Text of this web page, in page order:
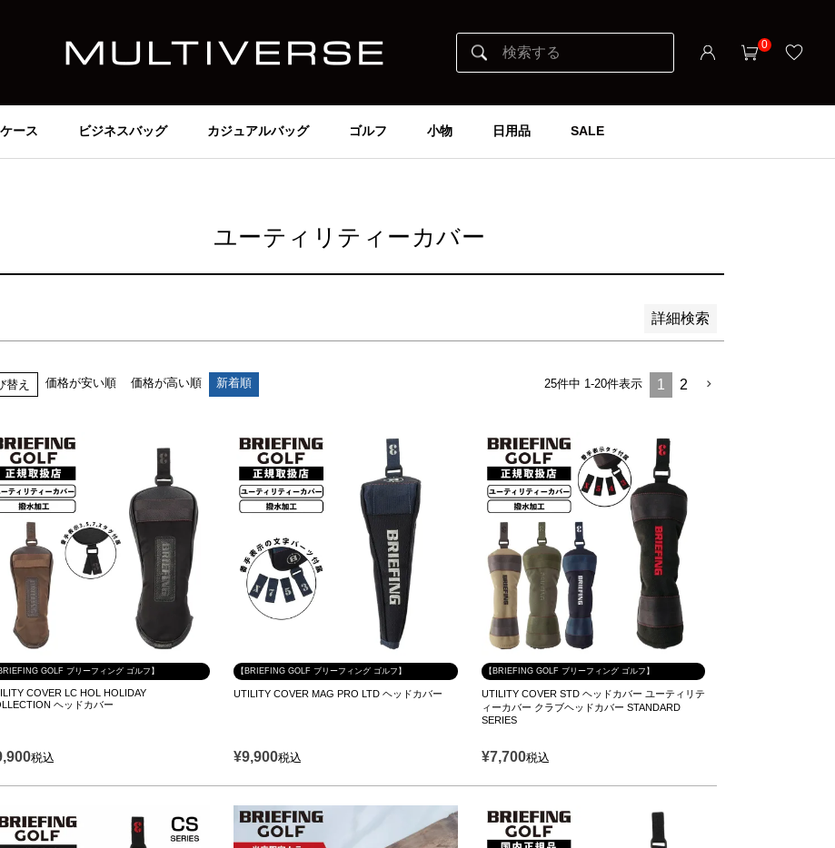
0
ース ビジネスバッグ カジュアルバッグ ゴルフ 小物 日用品 SALE
ユーティリティーカバー
詳細検索
価格が高い順
検索
替え 価格が安い順 価格が高い順 新着順 25件中 1 -20件表示 1 2
BRIEFING GOLF ブリーフィング ゴルフ】
COVER LC HOL HOLIDAY
ヘッドカバー
税込
【BRIEFING GOLF ブリーフィング ゴルフ】
UTILITY COVER MAG PRO LTD ヘッドカバー
¥9,900税込
【BRIEFING GOLF ブリーフィング ゴルフ】
UTILITY COVER STD ヘッドカバー ユーティリテ
ィーカバー クラブヘッドカバー STANDARD
SERIES
¥7,700税込